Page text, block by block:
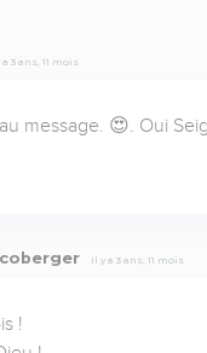
a 3 ans, 11 mois
message. 😍. Oui
Il y a 3 ans, 11 mois
!